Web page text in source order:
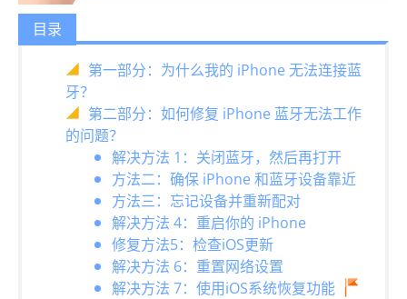
目录
第一部分：为什么我的 iPhone 无法连接蓝
牙？
第二部分：如何修复 iPhone 蓝牙无法工作
的问题？
解决方法 1：关闭蓝牙，然后再打开
方法二：确保 iPhone 和蓝牙设备靠近
方法三：忘记设备并重新配对
解决方法 4：重启你的 iPhone
修复方法5：检查iOS更新
解决方法 6：重置网络设置
解决方法 7：使用iOS系统恢复功能